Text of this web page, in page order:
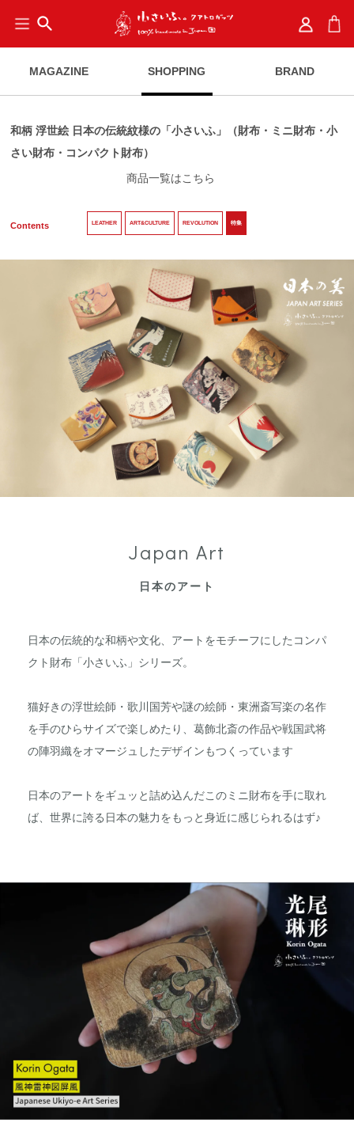
search
MAGAZINE SHOPPING BRAND
和柄 浮世絵 日本の伝統紋様の「小さいふ」（財布・ミニ財布・小
さい財布・コンパクト財布）
商品一覧はこちら
Contents LEATHER ART&CULTURE REVOLUTION 特集
Japan Art
日本のアート
日本の伝統的な和柄や文化、アートをモチーフにしたコンパ
クト財布「小さいふ」シリーズ。
猫好きの浮世絵師・歌川国芳や謎の絵師・東洲斎写楽の名作
を手のひらサイズで楽しめたり、葛飾北斎の作品や戦国武将
の陣羽織をオマージュしたデザインもつくっています
日本のアートをギュッと詰め込んだこのミニ財布を手に取れ
ば、世界に誇る日本の魅力をもっと身近に感じられるはず♪